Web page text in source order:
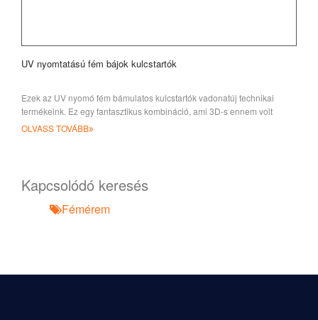
UV nyomtatású fém bájok kulcstartók
Ezek az UV nyomó fém bámulatos kulcstartók vadonatúj technikai
termékeink. Ez egy fantasztikus kombináció, ami 3D-s ennem volt
OLVASS TOVÁBB
Kapcsolódó keresés
Fémérem